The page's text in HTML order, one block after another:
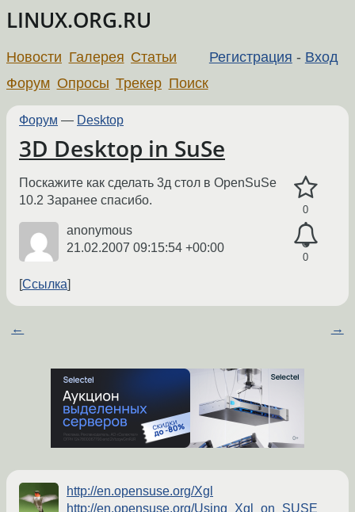
LINUX.ORG.RU
Регистрация - Вход
Новости Галерея Статьи
Форум Опросы Трекер Поиск
Форум — Desktop
3D Desktop in SuSe
0
0
Поскажите как сделать 3д стол в OpenSuSe
10.2 Заранее спасибо.
anonymous
21.02.2007 09:15:54 +00:00
Ссылка
← →
http://en.opensuse.org/Xgl
http://en.opensuse.org/Using_Xgl_on_SUSE_